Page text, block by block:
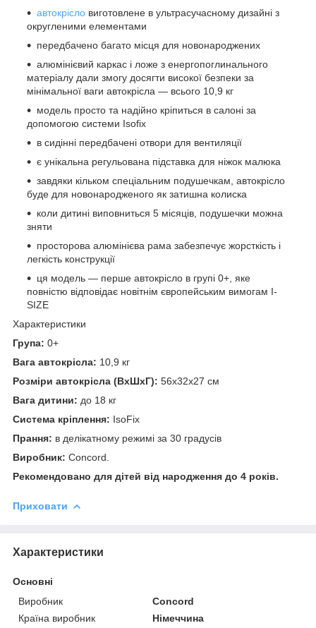
автокрісло виготовлене в ультрасучасному дизайні з
округленими елементами
передбачено багато місця для новонароджених
алюмінієвий каркас і ложе з енергопоглинального
матеріалу дали змогу досягти високої безпеки за
мінімальної ваги автокрісла — всього 10,9 кг
модель просто та надійно кріпиться в салоні за
допомогою системи Isofix
в сидінні передбачені отвори для вентиляції
є унікальна регульована підставка для ніжок малюка
завдяки кільком спеціальним подушечкам, автокрісло
буде для новонародженого як затишна колиска
коли дитині виповниться 5 місяців, подушечки можна
зняти
просторова алюмінієва рама забезпечує жорсткість і
легкість конструкції
ця модель — перше автокрісло в групі 0+, яке
повністю відповідає новітнім європейським вимогам I-
SIZE
Характеристики
Група: 0+
Вага автокрісла: 10,9 кг
Розміри автокрісла (ВхШхГ): 56х32х27 см
Вага дитини: до 18 кг
Система кріплення: IsoFix
Прання: в делікатному режимі за 30 градусів
Виробник: Concord.
Рекомендовано для дітей від народження до 4 років.
Приховати
Характеристики
Основні
Виробник
Concord
Країна виробник
Німеччина